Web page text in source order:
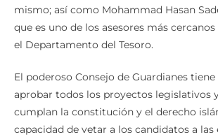
mismo; así como Mohammad Hasan
que es uno de los asesores más
el Departamento del Tesoro.
El poderoso Consejo de Guardianes
aprobar todos los proyectos legislativos
cumplan la constitución y el derecho
capacidad de vetar a los candidatos a las